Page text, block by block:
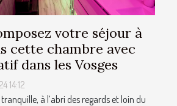
votre séjour à
cette chambre avec
dans les Vosges
14:12
à l’abri des regards et loin du